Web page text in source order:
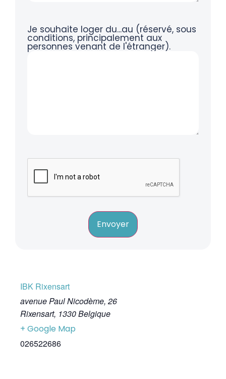
Je souhaite loger du...au (réservé, sous
conditions, principalement aux
personnes venant de l'étranger).
Envoyer
IBK Rixensart
avenue Paul Nicodème, 26
Rixensart, 1330Belgique
+ Google Map
026522686